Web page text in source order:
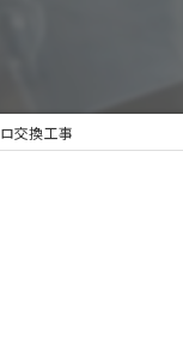
交換工事